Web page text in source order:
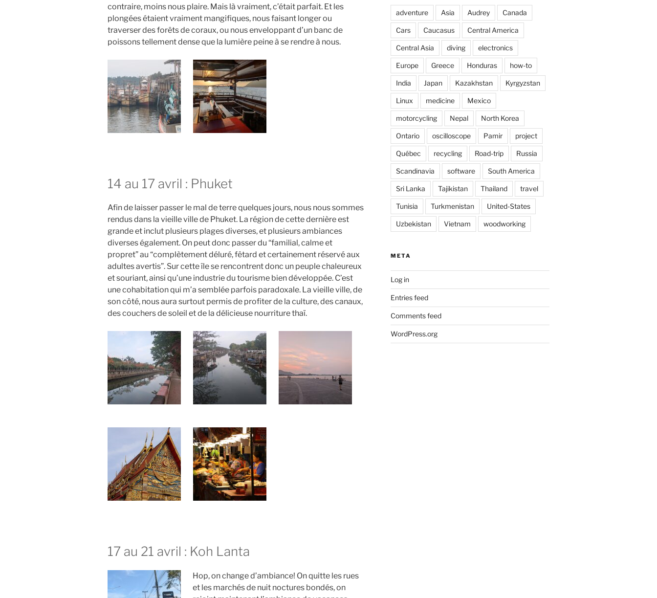
contraire, moins nous plaire. Mais là vraiment, c’était parfait. Et les
plongées étaient vraiment mangifiques, nous faisant longer ou
traverser des forêts de coraux, ou nous enveloppant d’un banc de
poissons tellement dense que la lumière peine à se rendre à nous.
14 au 17 avril : Phuket
Afin de laisser passer le mal de terre quelques jours, nous nous sommes
rendus dans la vieille ville de Phuket. La région de cette dernière est
grande et inclut plusieurs plages diverses, et plusieurs ambiances
diverses également. On peut donc passer du “familial, calme et
propret” au “complètement déluré, fêtard et certainement réservé aux
adultes avertis”. Sur cette île se rencontrent donc un peuple chaleureux
et souriant, ainsi qu’une industrie du tourisme bien développée. C’est
une cohabitation qui m’a semblée parfois paradoxale. La vieille ville, de
son côté, nous aura surtout permis de profiter de la culture, des canaux,
des couchers de soleil et de la délicieuse nourriture thaï.
17 au 21 avril : Koh Lanta
Hop, on change d’ambiance! On quitte les rues
et les marchés de nuit noctures bondés, on
adventure Asia Audrey Canada
Cars Caucasus Central America
Central Asia diving electronics
Europe Greece Honduras how-to
India Japan Kazakhstan Kyrgyzstan
Linux medicine Mexico
motorcycling Nepal North Korea
Ontario oscilloscope Pamir project
Québec recycling Road-trip Russia
Scandinavia software South America
Sri Lanka Tajikistan Thailand travel
Tunisia Turkmenistan United-States
Uzbekistan Vietnam woodworking
META
Log in
Entries feed
Comments feed
WordPress.org